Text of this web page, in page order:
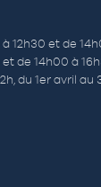
12h30 et de
de 14h00 à
du 1er avril au